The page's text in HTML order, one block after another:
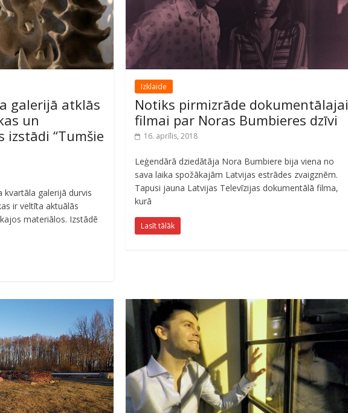
galerijā atklās
un
izstādi “Tumšie
kvartāla galerijā durvis
ir veltīta aktuālās
materiālos. Izstādē
Izklaide
Notiks pirmizrāde dokumentālajai
filmai par Noras Bumbieres dzīvi
16. aprīlis, 2018
Leģendārā dziedātāja Nora Bumbiere bija viena no
sava laika spožākajām Latvijas estrādes zvaigznēm.
Tapusi jauna Latvijas Televīzijas dokumentālā filma,
kurā
Lasīt tālāk